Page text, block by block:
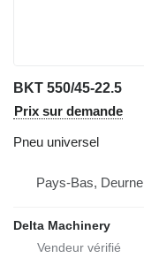
BKT 550/45-22.5
Prix sur demande
Pneu universel
Pays-Bas, Deurne
Delta Machinery